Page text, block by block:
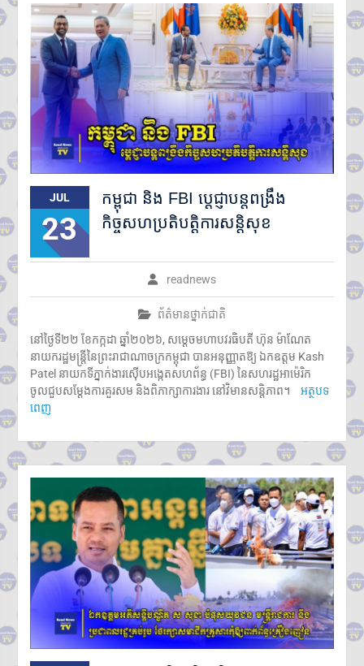
JUL
23
កម្ពុជា និង FBI ប្តេជ្ញាបន្តពង្រឹង
កិច្ចសហប្រតិបត្តិការសន្តិសុខ
readnews
ព័ត៌មានថ្នាក់ជាតិ
នៅថ្ងៃទី២២ ខែកក្កដា ឆ្នាំ២០២៦, សម្តេចមហាបវរធិបតី ហ៊ុន ម៉ាណែត
នាយករដ្ឋមន្ត្រីនៃព្រះរាជាណាចក្រកម្ពុជា បានអនុញ្ញាតឱ្យ ឯកឧត្តម Kash
Patel នាយកទីភ្នាក់ងារស៊ើបអង្កេតសហព័ន្ធ (FBI) នៃសហរដ្ឋអាម៉េរិក
ចូលជួបសម្តែងការគួរសម និងពិភាក្សាការងារ នៅវិមានសន្តិភាព។
អត្ថបទ
ពេញ